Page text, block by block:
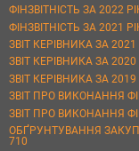
ФІНЗВІТНІСТЬ ЗА 2022
ФІНЗВІТНІСТЬ ЗА 2021
ЗВІТ КЕРІВНИКА ЗА 2021
ЗВІТ КЕРІВНИКА ЗА 2020
ЗВІТ КЕРІВНИКА ЗА 2019
ЗВІТ ПРО ВИКОНАННЯ
ЗВІТ ПРО ВИКОНАННЯ
ОБҐРУНТУВАННЯ
710